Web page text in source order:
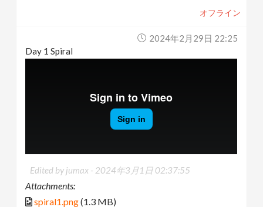
オフライン
2024年2月29日 22:25
Day 1 Spiral
Edited by jumax - 2024年3月1日 02:37:55
Attachments:
spiral1.png(1.3 MB)